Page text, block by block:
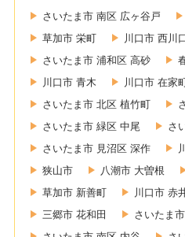
さいたま市 南区 広ヶ谷戸
草加市 栄町
川口市 西川
さいたま市 浦和区 高砂
川口市 青木
川口市 在家
さいたま市 北区 植竹町
さいたま市 緑区 中尾
さ
さいたま市 見沼区 深作
狭山市
八潮市 大曽根
草加市 新善町
川口市 赤
三郷市 花和田
さいたま